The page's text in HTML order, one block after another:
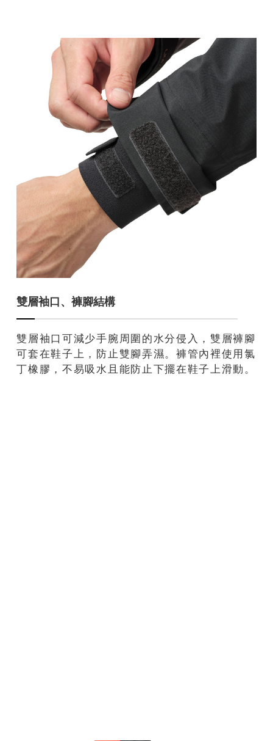
雙層袖口、褲腳結構
雙層袖口可減少手腕周圍的水分侵入，雙層褲腳
可套在鞋子上，防止雙腳弄濕。褲管內裡使用氯
丁橡膠，不易吸水且能防止下擺在鞋子上滑動。